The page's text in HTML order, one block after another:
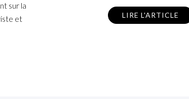
sur la
et
LIRE L'ARTICLE